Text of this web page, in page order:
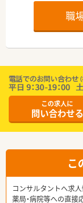
職
この求人に
問い合わせる
こ
コンサルタントへ求
薬局・病院等への直接